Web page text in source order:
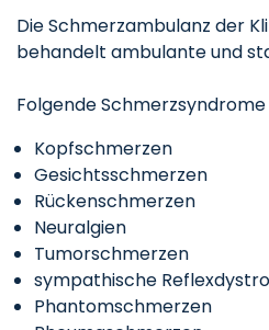
Die Schmerzambulanz der
behandelt ambulante und
Folgende
Kopfschmerzen
Gesichtsschmerzen
Rückenschmerzen
Neuralgien
Tumorschmerzen
sympathische
Phantomschmerzen